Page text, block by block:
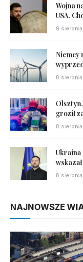
Wojna
USA.
9
Niemcy
8
groził
8
Ukraina
8
NAJNOWSZE